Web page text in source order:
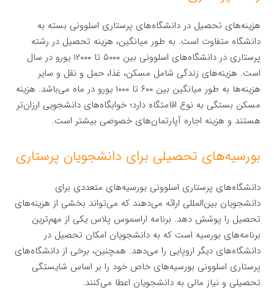
هزینه‌های تحصیل در دانشگاه‌های پرستاری اسلوونی بسته به
دانشگاه متفاوت است. به طور میانگین، هزینه تحصیل در رشته
پرستاری در دانشگاه‌های اسلوونی بین ۵۰۰۰ تا ۱۲۰۰۰ یورو در سال
است. هزینه‌های زندگی شامل مسکن، غذا، حمل و نقل و سایر
هزینه‌ها به طور میانگین بین ۶۰۰ تا ۱۰۰۰ یورو در ماه می‌باشد. هزینه
مسکن بستگی به نوع اقامتگاه دارد؛ خوابگاه‌های دانشجویی ارزان‌تر
هستند و هزینه اجاره آپارتمان‌های خصوصی بیشتر است.
بورسیه‌های تحصیلی برای دانشجویان پرستاری
دانشگاه‌های پرستاری اسلوونی بورسیه‌های متعددی برای
دانشجویان بین‌المللی ارائه می‌دهند که می‌تواند بخشی از هزینه‌های
تحصیل را پوشش دهد. برنامه اراسموس پلاس یکی از مهم‌ترین
برنامه‌های بورسیه است که به دانشجویان امکان تحصیل در
دانشگاه‌های دیگر اروپایی را می‌دهد. همچنین، برخی از دانشگاه‌های
پرستاری اسلوونی بورسیه‌های خاص خود را بر اساس شایستگی
تحصیلی و نیاز مالی به دانشجویان اعطا می‌کنند.